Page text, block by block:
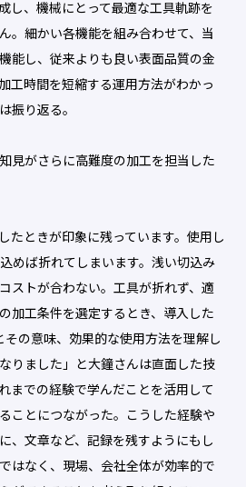
し、機械にとって最適な工具軌跡を
。細かい各機能を組み合わせて、当
能し、従来よりも良い表面品質の金
工時間を短縮する運用方法がわかっ
振り返る。
見がさらに高難度の加工を担当した
たときが印象に残っています。使用し
めば折れてしまいます。浅い切込み
ストが合わない。工具が折れず、適
加工条件を選定するとき、導入した
の意味、効果的な使用方法を理解し
りました」と大鐘さんは直面した技
までの経験で学んだことを活用して
ことにつながった。こうした経験や
、文章など、記録を残すようにもし
はなく、現場、会社全体が効率的で